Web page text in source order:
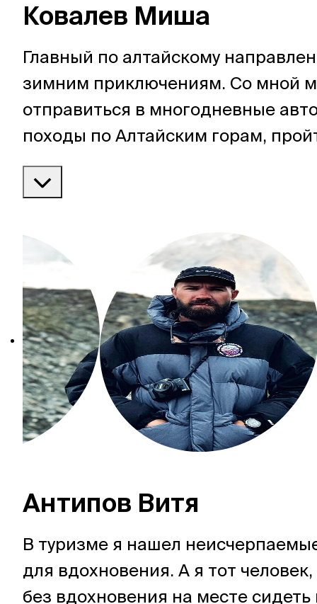
Ковалев Миша
Главный по алтайскому
зимним приключениям. Со мной
отправиться в многодневные
походы по Алтайским горам,
скандинавских коньках по льду
на лыжах — по горам Кузнецкого
Увидимся на тропе!
Антипов Витя
В туризме я нашел
для вдохновения. А я тот
без вдохновения на месте сидеть